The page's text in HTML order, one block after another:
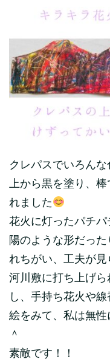
クレパスでいろんな
上から黒を塗り、
れました
花火に灯ったパチ
陽のような形だっ
れちがい、工夫が
河川敷に打ち上げ
し、手持ち花火や
絵をみて、私は無
＾
素敵です！！